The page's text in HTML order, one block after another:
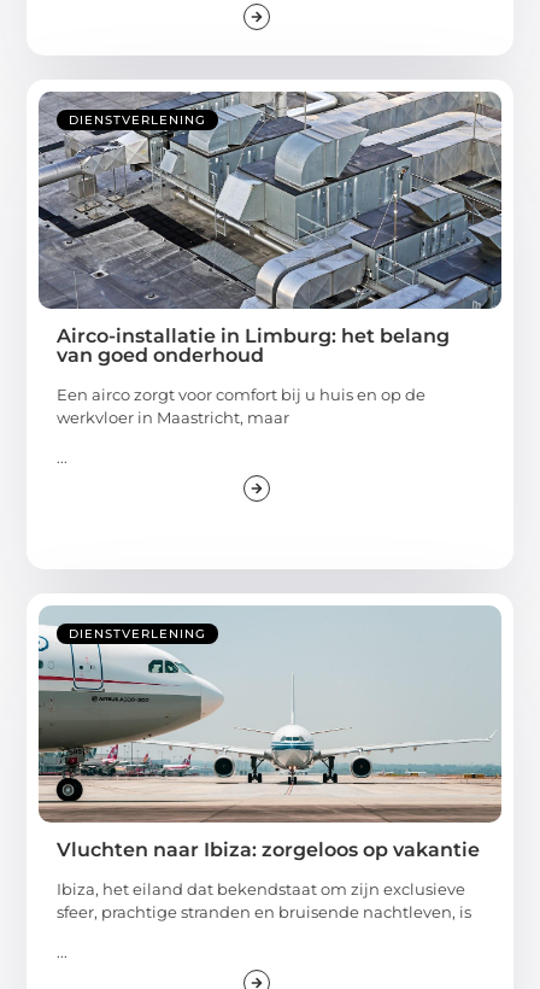
DIENSTVERLENING
Airco-installatie in Limburg: het belang
van goed onderhoud
Een airco zorgt voor comfort bij u huis en op de
werkvloer in Maastricht, maar
...
DIENSTVERLENING
Vluchten naar Ibiza: zorgeloos op vakantie
Ibiza, het eiland dat bekendstaat om zijn exclusieve
sfeer, prachtige stranden en bruisende nachtleven, is
...